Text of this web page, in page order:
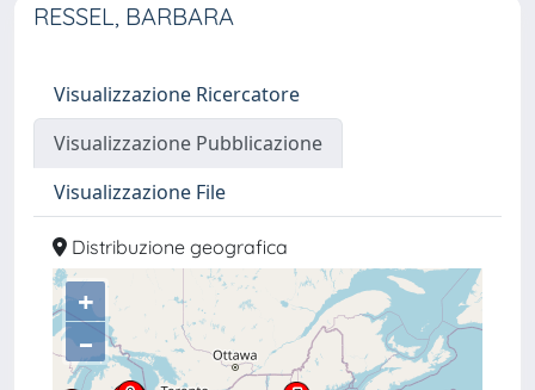
RESSEL, BARBARA
Visualizzazione Ricercatore
Visualizzazione Pubblicazione
Visualizzazione File
Distribuzione geografica
+
–